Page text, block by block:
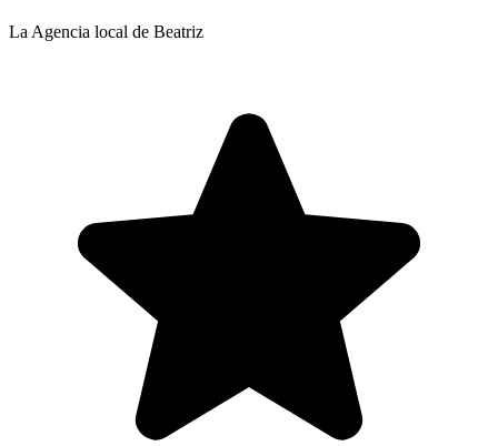
La Agencia local de Beatriz